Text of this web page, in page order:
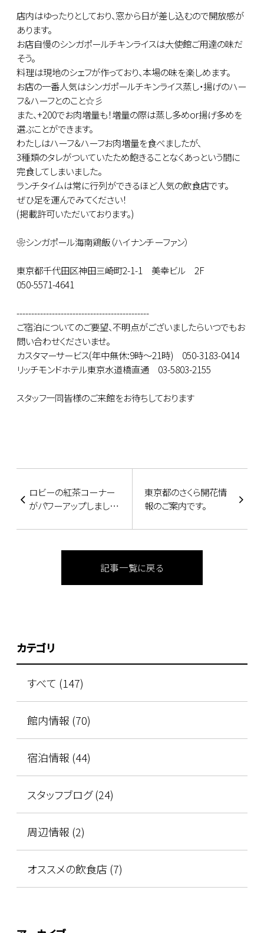
店内はゆったりとしており、窓から日が差し込むので開放感が
あります。
お店自慢のシンガポールチキンライスは大使館ご用達の味だ
そう。
料理は現地のシェフが作っており、本場の味を楽しめます。
お店の一番人気はシンガポールチキンライス蒸し・揚げのハー
フ＆ハーフとのこと☆彡
また、+200でお肉増量も！増量の際は蒸し多めor揚げ多めを
選ぶことができます。
わたしはハーフ＆ハーフお肉増量を食べましたが、
3種類のタレがついていたため飽きることなくあっという間に
完食してしまいました。
ランチタイムは常に行列ができるほど人気の飲食店です。
ぜひ足を運んでみてください！
(掲載許可いただいております。)
❀シンガポール海南鶏飯（ハイナンチーファン）
東京都千代田区神田三崎町2-1-1 美幸ビル 2F
050-5571-4641
---------------------------------------------
ご宿泊についてのご要望、不明点がございましたらいつでもお
問い合わせくださいませ。
カスタマーサービス(年中無休:9時～21時) 050-3183-0414
リッチモンドホテル東京水道橋直通 03-5803-2155
スタッフ一同皆様のご来館をお待ちしております
ロビーの紅茶コーナー
がパワーアップしました
東京都のさくら開花情
報のご案内です。
記事一覧に戻る
カテゴリ
すべて (147)
館内情報 (70)
宿泊情報 (44)
スタッフブログ (24)
周辺情報 (2)
オススメの飲食店 (7)